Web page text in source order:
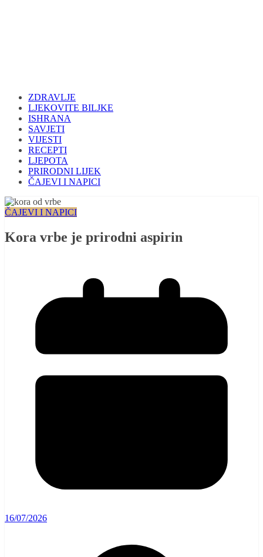
ZDRAVLJE
LJEKOVITE BILJKE
ISHRANA
SAVJETI
VIJESTI
RECEPTI
LJEPOTA
PRIRODNI LIJEK
ČAJEVI I NAPICI
ČAJEVI I NAPICI
Kora vrbe je prirodni aspirin
16/07/2026